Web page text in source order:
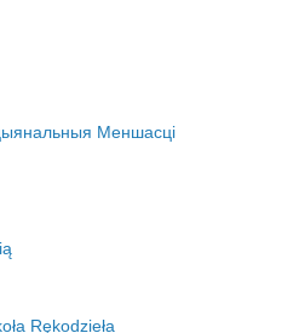
Меншасці
Rękodzieła